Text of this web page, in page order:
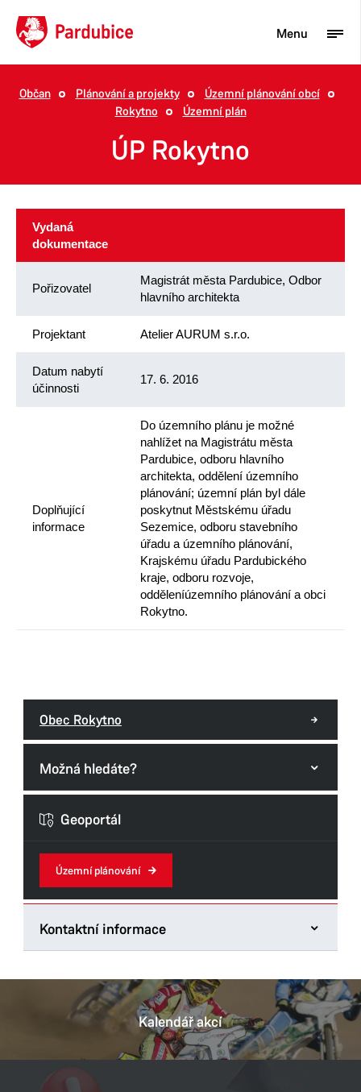
Turista
Aktuality
Občan
Občan Plánování a projekty
Územní plánování obcí
Rokytno
Územní plán
ÚP Rokytno
Vydaná
dokumentace
Pořizovatel
Magistrát města Pardubice, Odbor
hlavního architekta
Projektant Atelier AURUM s.r.o.
Datum nabytí
účinnosti
17. 6. 2016
Doplňující
informace
Do územního plánu je možné
nahlížet na Magistrátu města
Pardubice, odboru hlavního
architekta, oddělení územního
plánování; územní plán byl dále
poskytnut Městskému úřadu
Sezemice, odboru stavebního
úřadu a územního plánování,
Krajskému úřadu Pardubického
kraje, odboru rozvoje,
odděleníúzemního plánování a obci
Rokytno.
Obec Rokytno
Možná hledáte?
Formuláře odboru
Geoportál
Územní plánování
Kontaktní informace
Štrossova 44
53021 Pardubice
E-mail: monika.samek@mmp.cz
Kalendář akcí
Menu